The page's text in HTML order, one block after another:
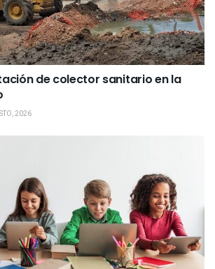
de colector sanitario en la
2026